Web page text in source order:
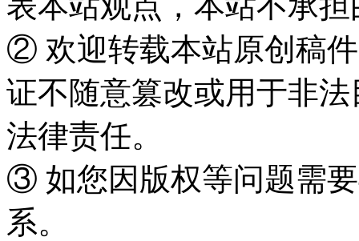
② 欢迎转载本站原创稿
证不随意篡改或用于非
法律责任。
③ 如您因版权等问题需
系。